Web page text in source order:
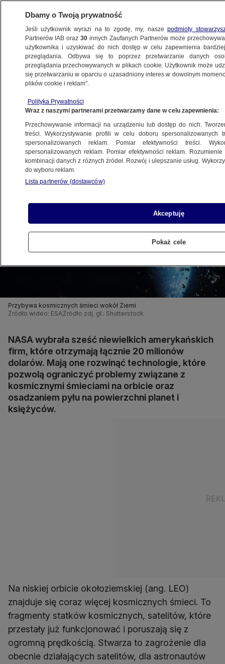
METEO
NAUKA
w kosmosie. Dostaną 20 milionów dolarów
28.08.2023, 20:41
Udostępnij
Przybywa kosmicznych śmieci wokół Ziemi
Źródło wideo: ESAŹródło zdj. gł.: Shutterstock
NASA wybrała sześć niewielkich amerykańskich
firm, które otrzymają łącznie 20 milionów
dolarów. Mają one rozwinąć technologie, które
pozwolą ograniczyć problemy związane z
kosmicznymi śmieciami na orbicie oraz
osadzaniem pyłu na powierzchni planet i
księżyców.
Na niskiej orbicie okołoziemskiej (ang. LEO)
znajduje się coraz więcej kosmicznych śmieci. To
fragmenty statków kosmicznych, satelitów, które
przestały już funkcjonować i poruszają się z
ogromną prędkością. Stwarza to zagrożenie dla
obecnie działających satelitów, dla astronautów
Dbamy o Twoją prywatność
Jeśli użytkownik wyrazi na to zgodę, my, naszepodmioty
Partnerów IAB oraz30 innych Zaufanych Partnerów może
użytkownika i uzyskiwać do nich dostęp w celu zapewnienia
przeglądania. Odbywa się to poprzez przetwarzanie danych
przeglądania przechowywanych w plikach cookie. Użytkownik może
się przetwarzaniu w oparciu o uzasadniony interes w dowolnym
plików cookie i reklam”.
Polityka Prywatności
Wraz z naszymi partnerami przetwarzamy dane w celu zapewnienia:
Przechowywanie informacji na urządzeniu lub dostęp do nich.
treści. Wykorzystywanie profili w celu doboru spersonalizowanych
spersonalizowanych reklam. Pomiar efektywności treści.
spersonalizowanych reklam. Pomiar efektywności reklam.
kombinacji danych z różnych źródeł. Rozwój i ulepszanie usług.
do wyboru reklam.
Lista partnerów (dostawców)
Akceptuję
Pokaż cele